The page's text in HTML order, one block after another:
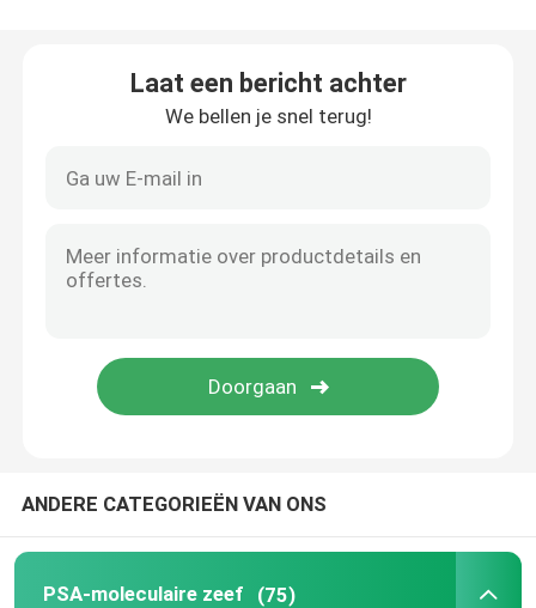
gestructureerde torenverpakking
Laboratoriumverpakking
Alumina Ceramische Bal
keramische torenverpakkingen
Laat een bericht achter
We bellen je snel terug!
ANDERE CATEGORIEËN VAN ONS
PSA-moleculaire zeef (75)